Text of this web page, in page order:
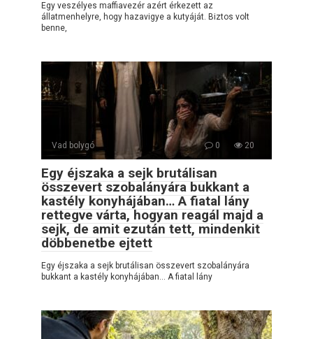
Egy veszélyes maffiavezér azért érkezett az
állatmenhelyre, hogy hazavigye a kutyáját. Biztos volt
benne,
Vad bolygó 0 20
Egy éjszaka a sejk brutálisan
összevert szobalányára bukkant a
kastély konyhájában… A fiatal lány
rettegve várta, hogyan reagál majd a
sejk, de amit ezután tett, mindenkit
döbbenetbe ejtett
Egy éjszaka a sejk brutálisan összevert szobalányára
bukkant a kastély konyhájában… A fiatal lány